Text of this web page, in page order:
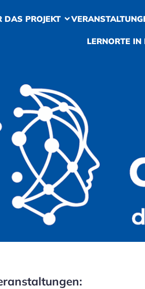
DAS PROJEKT
LERNORTE